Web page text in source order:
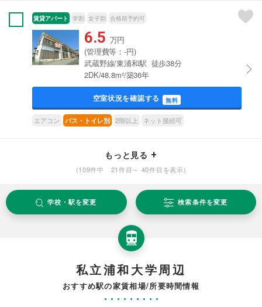
賃貸アパート 学割 女子割 合格前予約可
6.5 万円
(管理費等：-円)
武蔵野線/東浦和駅 徒歩38分
2DK/48.8m²/築36年
空室状況を確認する 無料
エアコン バス・トイレ別 2階以上 ネット接続可
もっと見る
(109件中 21件目～ 40件目を表示)
学校・駅を変更 検索条件を変更
私立浦和大学周辺
おすすめ駅の家賃相場/所要時間情報